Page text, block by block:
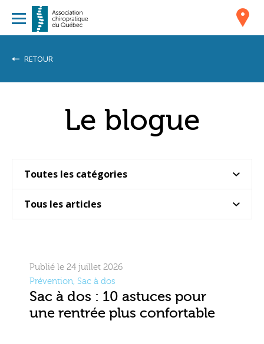
RETOUR
Le blogue
Publié le 24 juillet 2026
Prévention, Sac à dos
Sac à dos : 10 astuces pour
une rentrée plus confortable